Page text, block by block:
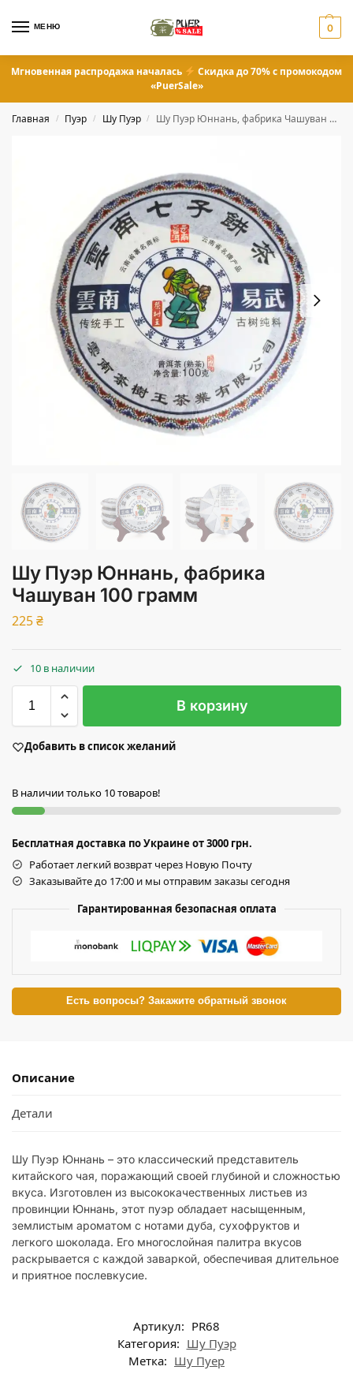
МЕНЮ 0
Мгновенная распродажа началась
Скидка до 70% с промокодом
«PuerSale»
Главная / Пуэр / Шу Пуэр / Шу Пуэр Юннань, фабрика Чашуван 100 грамм
Шу Пуэр Юннань, фабрика
Чашуван 100 грамм
225₴
10 в наличии
В корзину
Добавить в список желаний
В наличии только 10 товаров!
Бесплатная доставка по Украине от 3000 грн.
Работает легкий возврат через Новую Почту
Заказывайте до 17:00 и мы отправим заказы сегодня
Гарантированная безопасная оплата
Есть вопросы? Закажите обратный звонок
Описание
Детали
Шу Пуэр Юннань – это классический представитель
китайского чая, поражающий своей глубиной и сложностью
вкуса. Изготовлен из высококачественных листьев из
провинции Юннань, этот пуэр обладает насыщенным,
землистым ароматом с нотами дуба, сухофруктов и
легкого шоколада. Его многослойная палитра вкусов
раскрывается с каждой заваркой, обеспечивая длительное
и приятное послевкусие.
Артикул: PR68
Категория: Шу Пуэр
Метка: Шу Пуер